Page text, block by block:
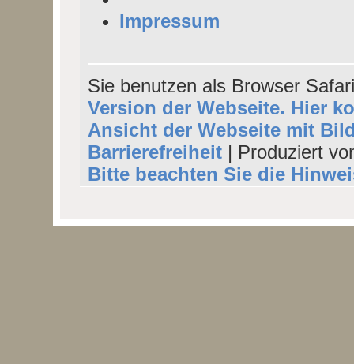
Impressum
Sie benutzen als Browser
Version der Webseite. Hier
Ansicht der Webseite mit
Barrierefreiheit | Produziert
Bitte beachten Sie die